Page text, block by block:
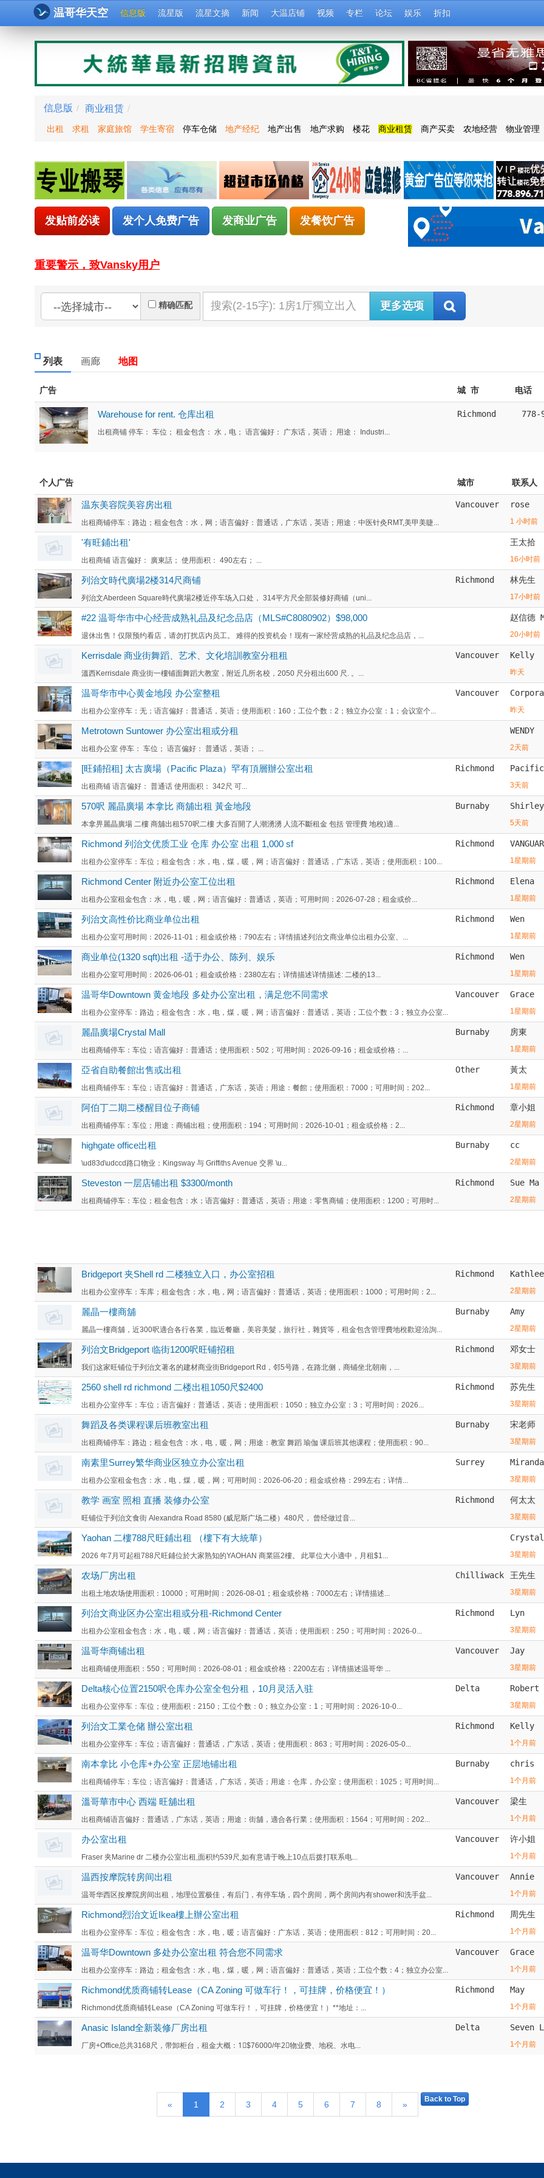
温哥华天空 信息版 流星版 流星文摘 新闻 大温店铺 视频 专栏 论坛 娱乐 折扣
信息版 / 商业租赁 /
出租 求租 家庭旅馆 学生寄宿 停车仓储 地产经纪 地产出售 地产求购 楼花 商业租赁 商产买卖 农地经营 物业管理
发贴前必读 发个人免费广告 发商业广告 发餐饮广告
重要警示，致Vansky用户
精确匹配 更多选项
列表 画廊 地图
广告 城 市 电话
Warehouse for rent. 仓库出租
出租商铺 停车： 车位； 租金包含： 水，电； 语言偏好： 广东话，英语； 用途： Industri...
Richmond 778-
个人广告 城市 联系人
温东美容院美容房出租
出租商铺停车：路边；租金包含：水，网；语言偏好：普通话，广东话，英语；用途：中医针灸RMT,美甲美睫...
Vancouver rose
1 小时前
'有旺鋪出租'
出租商铺 语言偏好： 廣東話； 使用面积： 490左右； ...
王太拾
16小时前
列治文時代廣場2楼314尺商铺
列治文Aberdeen Square時代廣場2楼近停车场入口处， 314平方尺全部裝修好商铺（uni...
Richmond 林先生
17小时前
#22 温哥华市中心经营成熟礼品及纪念品店（MLS#C8080902）$98,000
退休出售！仅限预约看店，请勿打扰店内员工。 难得的投资机会！现有一家经营成熟的礼品及纪念品店，...
赵信德
20小时前
Kerrisdale 商业街舞蹈、艺术、文化培訓教室分租租
溫西Kerrisdale 商业街一樓铺面舞蹈大教室，附近几所名校，2050 尺分租出600 尺. 。...
Vancouver Kelly
昨天
温哥华市中心黄金地段 办公室整租
出租办公室停车：无；语言偏好：普通话，英语；使用面积：160；工位个数：2；独立办公室：1；会议室个...
Vancouver
昨天
Metrotown Suntower 办公室出租或分租
出租办公室 停车： 车位； 语言偏好： 普通话，英语； ...
WENDY
2天前
[旺鋪招租] 太古廣場（Pacific Plaza）罕有頂層辦公室出租
出租商铺 语言偏好： 普通话 使用面积： 342尺 可...
Richmond
3天前
570呎 麗晶廣場 本拿比 商舖出租 黃金地段
本拿畀麗晶廣場 二樓 商舖出租570呎二樓 大多百開了人潮湧湧 人流不斷租金 包括 管理費 地稅)適...
Burnaby Shirley
5天前
Richmond 列治文优质工业 仓库 办公室 出租 1,000 sf
出租办公室停车：车位；租金包含：水，电，煤，暖，网；语言偏好：普通话，广东话，英语；使用面积：100...
Richmond
1星期前
Richmond Center 附近办公室工位出租
出租办公室租金包含：水，电，暖，网；语言偏好：普通话，英语；可用时间：2026-07-28；租金或价...
Richmond Elena
1星期前
列治文高性价比商业单位出租
出租办公室可用时间：2026-11-01；租金或价格：790左右；详情描述列治文商业单位出租办公室、...
Richmond Wen
1星期前
商业单位(1320 sqft)出租 -适于办公、陈列、娱乐
出租办公室可用时间：2026-06-01；租金或价格：2380左右；详情描述详情描述: 二楼的13...
Richmond Wen
1星期前
温哥华Downtown 黄金地段 多处办公室出租，满足您不同需求
出租办公室停车：路边；租金包含：水，电，煤，暖，网；语言偏好：普通话，英语；工位个数：3；独立办公室...
Vancouver Grace
1星期前
麗晶廣場Crystal Mall
出租商铺停车：车位；语言偏好：普通话；使用面积：502；可用时间：2026-09-16；租金或价格：...
Burnaby 房東
1星期前
亞省自助餐館出售或出租
出租商铺停车：车位；语言偏好：普通话，广东话，英语；用途：餐館；使用面积：7000；可用时间：202...
Other 黃太
1星期前
阿伯丁二期二楼醒目位子商铺
出租商铺停车：车位；用途：商铺出租；使用面积：194；可用时间：2026-10-01；租金或价格：2...
Richmond 章小姐
2星期前
highgate office出租
\ud83d\udccd路口物业：Kingsway 与 Griffiths Avenue 交界 \u...
Burnaby cc
2星期前
Steveston 一层店铺出租 $3300/month
出租商铺停车：车位；租金包含：水；语言偏好：普通话，英语；用途：零售商铺；使用面积：1200；可用时...
Richmond Sue Ma
2星期前
Bridgeport 夹Shell rd 二楼独立入口，办公室招租
出租办公室停车：车库；租金包含：水，电，网；语言偏好：普通话，英语；使用面积：1000；可用时间：2...
Richmond
2星期前
麗晶一樓商舖
麗晶一樓商舖，近300呎適合各行各業，臨近餐廳，美容美髮，旅行社，雜貨等，租金包含管理費地稅歡迎洽詢...
Burnaby Amy
2星期前
列治文Bridgeport 临街1200呎旺铺招租
我们这家旺铺位于列治文著名的建材商业街Bridgeport Rd，邻5号路，在路北侧，商铺坐北朝南，...
Richmond 邓女士
3星期前
2560 shell rd richmond 二楼出租1050尺$2400
出租办公室停车：车位；语言偏好：普通话，英语；使用面积：1050；独立办公室：3；可用时间：2026...
Richmond 苏先生
3星期前
舞蹈及各类课程课后班教室出租
出租商铺停车：路边；租金包含：水，电，暖，网；用途：教室 舞蹈 瑜伽 课后班其他课程；使用面积：90...
Burnaby 宋老师
3星期前
南素里Surrey繁华商业区独立办公室出租
出租办公室租金包含：水，电，煤，暖，网；可用时间：2026-06-20；租金或价格：299左右；详情...
Surrey Miranda
3星期前
教学 画室 照相 直播 装修办公室
旺铺位于列治文食街 Alexandra Road 8580 (威尼斯广场二楼）480尺， 曾经做过音...
Richmond 何太太
3星期前
Yaohan 二樓788尺旺鋪出租 （樓下有大統華）
2026 年7月可起租788尺旺鋪位於大家熟知的YAOHAN 商業區2樓。 此單位大小適中，月租$1...
Crystal
3星期前
农场厂房出租
出租土地农场使用面积：10000；可用时间：2026-08-01；租金或价格：7000左右；详情描述...
Chilliwack 王先生
3星期前
列治文商业区办公室出租或分租-Richmond Center
出租办公室租金包含：水，电，暖，网；语言偏好：普通话，英语；使用面积：250；可用时间：2026-0...
Richmond Lyn
3星期前
温哥华商铺出租
出租商铺使用面积：550；可用时间：2026-08-01；租金或价格：2200左右；详情描述温哥华 ...
Vancouver Jay
3星期前
Delta核心位置2150呎仓库办公室全包分租，10月灵活入驻
出租办公室停车：车位；使用面积：2150；工位个数：0；独立办公室：1；可用时间：2026-10-0...
Delta Robert
3星期前
列治文工業仓储 辦公室出租
出租办公室停车：车位；语言偏好：普通话，广东话，英语；使用面积：863；可用时间：2026-05-0...
Richmond Kelly
1个月前
南本拿比 小仓库+办公室 正层地铺出租
出租商铺停车：车位；语言偏好：普通话，广东话，英语；用途：仓库，办公室；使用面积：1025；可用时间...
Burnaby chris
1个月前
溫哥華市中心 西端 旺舖出租
出租商铺语言偏好：普通话，广东话，英语；用途：街舖，適合各行業；使用面积：1564；可用时间：202...
Vancouver 梁生
1个月前
办公室出租
Fraser 夹Marine dr 二楼办公室出租,面积约539尺,如有意请于晚上10点后拨打联系电...
Vancouver 许小姐
1个月前
温西按摩院转房间出租
温哥华西区按摩院房间出租，地理位置极佳，有后门，有停车场，四个房间，两个房间内有shower和洗手盆...
Vancouver Annie
1个月前
Richmond烈治文近Ikea樓上辦公室出租
出租办公室停车：车位；租金包含：水，电，暖；语言偏好：广东话，英语；使用面积：812；可用时间：20...
Richmond 周先生
1个月前
温哥华Downtown 多处办公室出租 符合您不同需求
出租办公室停车：路边；租金包含：水，电，煤，暖，网；语言偏好：普通话，英语；工位个数：4；独立办公室...
Vancouver Grace
1个月前
Richmond优质商铺转Lease（CA Zoning 可做车行！，可挂牌，价格便宜！）
Richmond优质商铺转Lease（CA Zoning 可做车行！，可挂牌，价格便宜！）**地址：...
Richmond May
1个月前
Anasic Island全新装修厂房出租
厂房+Office总共3168尺，带卸柜台，租金大概：1⃣️$76000/年2⃣️物业费、地税、水电...
Delta Seven
1个月前
« 1 2 3 4 5 6 7 8 »
Back to Top